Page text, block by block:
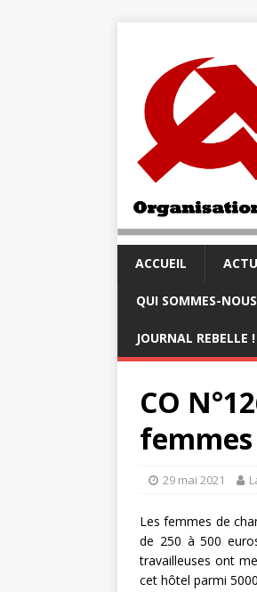
ACCUEIL
QUI SOMMES-
JOURNAL REBELLE !
CO
29 mai 2021
Les femmes de
de 250 à 500
travailleuses ont
cet hôtel parmi